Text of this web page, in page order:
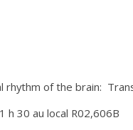
rhythm of the brain:
h 30 au local R02,606B